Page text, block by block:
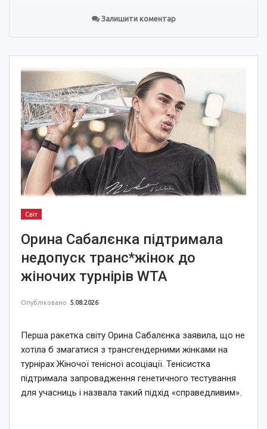
Залишити коментар
Світ
Орина Сабалєнка підтримала
недопуск транс*жінок до
жіночих турнірів WTA
Опубліковано 5.08.2026
Перша ракетка світу Орина Сабалєнка заявила, що не
хотіла б змагатися з трансгендерними жінками на
турнірах Жіночої тенісної асоціації. Тенісистка
підтримала запровадження генетичного тестування
для учасниць і назвала такий підхід «справедливим».